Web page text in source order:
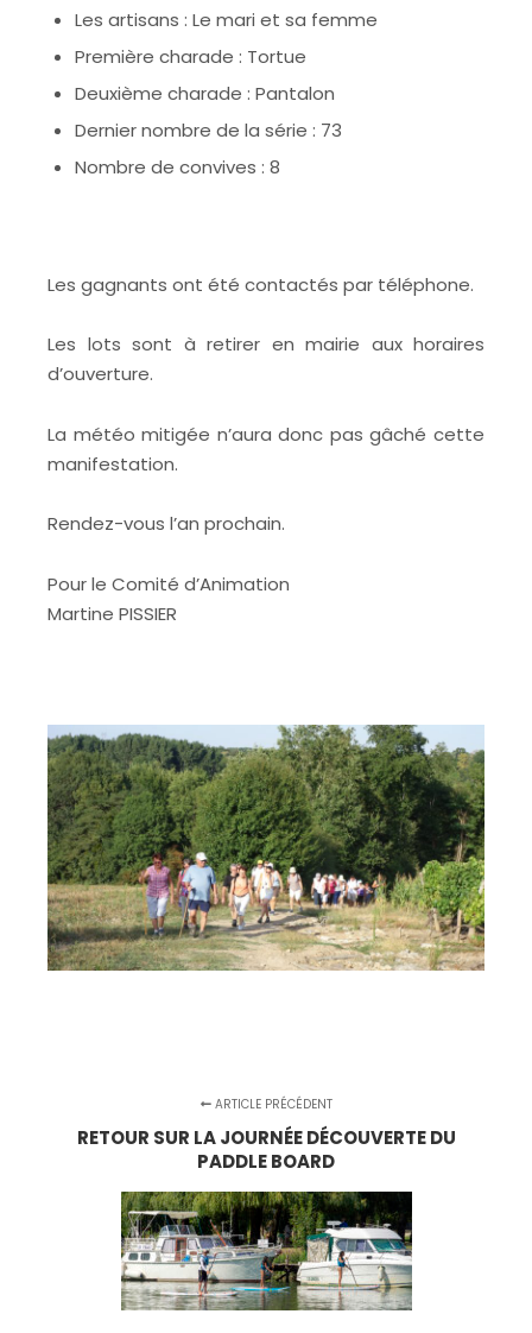
Les artisans : Le mari et sa femme
Première charade : Tortue
Deuxième charade : Pantalon
Dernier nombre de la série : 73
Nombre de convives : 8
Les gagnants ont été contactés par téléphone.
Les lots sont à retirer en mairie aux horaires
d’ouverture.
La météo mitigée n’aura donc pas gâché cette
manifestation.
Rendez-vous l’an prochain.
Pour le Comité d’Animation
Martine PISSIER
ARTICLE PRÉCÉDENT
RETOUR SUR LA JOURNÉE DÉCOUVERTE DU
PADDLE BOARD